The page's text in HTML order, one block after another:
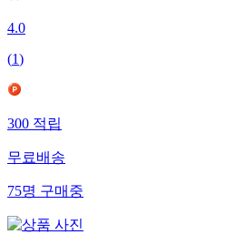
4.0
(1)
300적립
무료배송
75명구매중